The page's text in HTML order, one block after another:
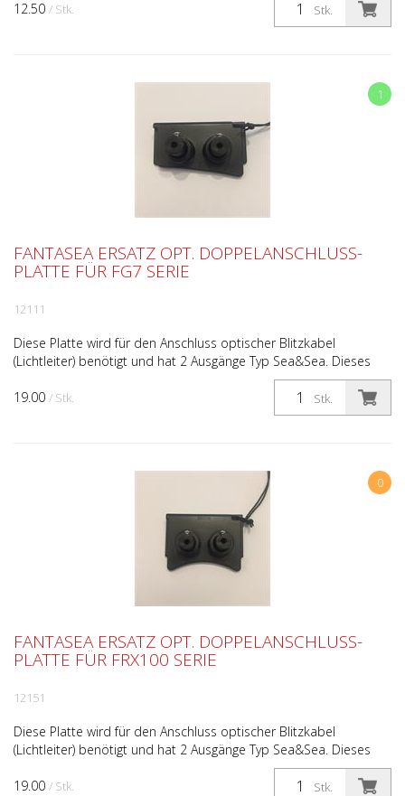
12.50 / Stk. Stk.
1
19.00 / Stk. Stk.
FANTASEA ERSATZ OPT. DOPPELANSCHLUSS-
PLATTE FÜR FG7 SERIE
12111
Diese Platte wird für den Anschluss optischer Blitzkabel
(Lichtleiter) benötigt und hat 2 Ausgänge Typ Sea&Sea. Dieses
Ersatzteil ist im Lieferumfang der folgenden Fantas...
0
19.00 / Stk. Stk.
FANTASEA ERSATZ OPT. DOPPELANSCHLUSS-
PLATTE FÜR FRX100 SERIE
12151
Diese Platte wird für den Anschluss optischer Blitzkabel
(Lichtleiter) benötigt und hat 2 Ausgänge Typ Sea&Sea. Dieses
Ersatzteil ist im Lieferumfang der folgenden Fantas...